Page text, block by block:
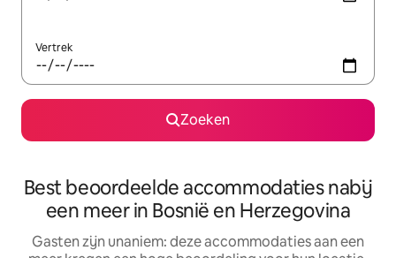
Vertrek
Zoeken
Best beoordeelde accommodaties nabij
een meer in Bosnië en Herzegovina
Gasten zijn unaniem: deze accommodaties aan een